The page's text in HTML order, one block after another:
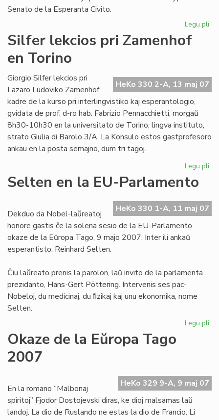
Senato de la Esperanta Civito.
Legu pli
Silfer lekcios pri Zamenhof
en Torino
HeKo 330 2-A, 13 maj 07
Giorgio Silfer lekcios pri
Lazaro Ludoviko Zamenhof
kadre de la kurso pri interlingvistiko kaj esperantologio,
gvidata de prof. d-ro hab. Fabrizio Pennacchietti, morgaŭ
8h30-10h30 en la universitato de Torino, lingva instituto,
strato Giulia di Barolo 3/A. La Konsulo estos gastprofesoro
ankau en la posta semajno, dum tri tagoj.
Legu pli
en
Selten en la EU-Parlamento
HeKo 330 1-A, 11 maj 07
Dekduo da Nobel-laŭreatoj
honore gastis ĉe la solena sesio de la EU-Parlamento
okaze de la Eŭropa Tago, 9 majo 2007. Inter ili ankaŭ
esperantisto: Reinhard Selten.
Ĉiu laŭreato prenis la parolon, laŭ invito de la parlamenta
prezidanto, Hans-Gert Pöttering. Intervenis ses pac-
Nobeloj, du medicinaj, du ﬁzikaj kaj unu ekonomika, nome
Selten.
Legu pli
Okaze de la Eŭropa Tago
2007
HeKo 329 9-A, 9 maj 07
En la romano “Malbonaj
spiritoj” Fjodor Dostojevski diras, ke dioj malsamas laŭ
landoj. La dio de Ruslando ne estas la dio de Francio. Li